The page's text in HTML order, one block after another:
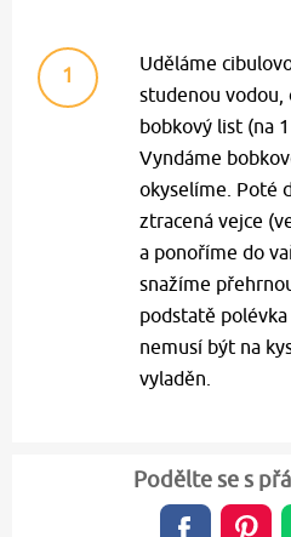
1
Uděláme
studenou vodou,
bobkový list (na
Vyndáme
okyselíme. Poté
ztracená vejce
a ponoříme do
snažíme
podstatě
nemusí být na
vyladěn.
Podělte se s